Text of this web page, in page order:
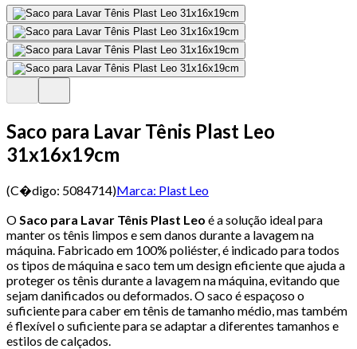
Saco para Lavar Tênis Plast Leo
31x16x19cm
(C�digo: 5084714)Marca: Plast Leo
OSaco para Lavar Tênis Plast Leo é a solução ideal para
manter os tênis limpos e sem danos durante a lavagem na
máquina. Fabricado em 100% poliéster, é indicado para todos
os tipos de máquina e saco tem um design eficiente que ajuda a
proteger os tênis durante a lavagem na máquina, evitando que
sejam danificados ou deformados. O saco é espaçoso o
suficiente para caber em tênis de tamanho médio, mas também
é flexível o suficiente para se adaptar a diferentes tamanhos e
estilos de calçados.